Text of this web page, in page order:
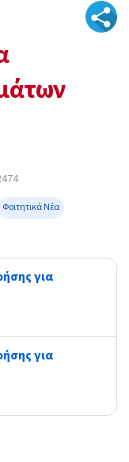
Φοιτητικά Νέα
για
για